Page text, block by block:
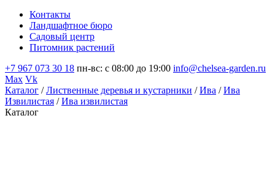
Контакты
Ландшафтное бюро
Садовый центр
Питомник растений
+7 967 073 30 18 пн-вс: с 08:00 до 19:00 info@chelsea-garden.ru
Max Vk
Каталог /Лиственные деревья и кустарники /Ива /Ива
Извилистая /Ива извилистая
Каталог